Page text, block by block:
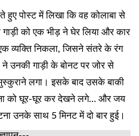
हुए पोस्ट में लिखा कि वह कोलाबा से
गाड़ी को एक भीड़ ने घेर लिया और कार
व्यक्ति निकला, जिसने संतरे के रंग
उनकी गाड़ी के बोनट पर जोर से
लगा। इसके बाद उसके बाकी
को घूर-घूर कर देखने लगे… और जय
उनके साथ 5 मिनट में दो बार हुई।